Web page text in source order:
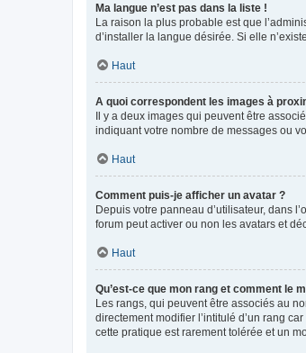
Ma langue n’est pas dans la liste !
La raison la plus probable est que
d’installer la langue désirée. Si elle
Haut
A quoi correspondent les images à
Il y a deux images qui peuvent être
indiquant votre nombre de messages ou
Haut
Comment puis-je afficher un avatar ?
Depuis votre panneau d’utilisateur, dans
forum peut activer ou non les avatars et
Haut
Qu’est-ce que mon rang et comment le
Les rangs, qui peuvent être associés au
directement modifier l’intitulé d’un rang
cette pratique est rarement tolérée et un